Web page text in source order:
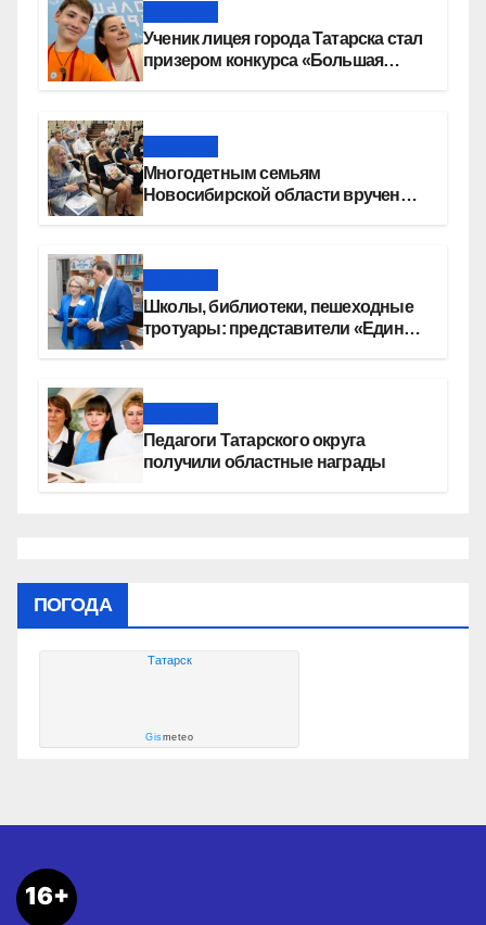
Ученик лицея города Татарска стал
призером конкурса «Большая
Многодетным семьям
Новосибирской области вручены
Школы, библиотеки, пешеходные
тротуары: представители «Единой
Педагоги Татарского округа
получили областные награды
ПОГОДА
Татарск
Gismeteo
16+